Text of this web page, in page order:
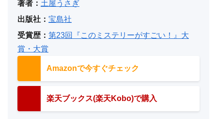
著者： 土屋うさぎ
出版社： 宝島社
受賞歴： 第23回『このミステリーがすごい！』大
賞・大賞
Amazonで今すぐチェック
楽天ブックス(楽天Kobo)で購入